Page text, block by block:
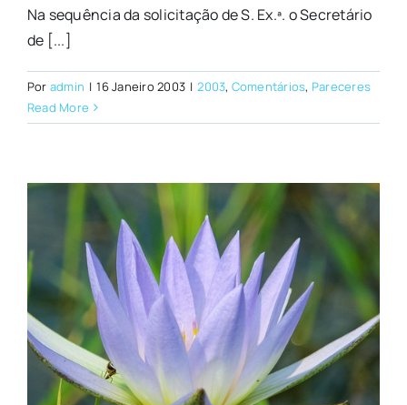
Na sequência da solicitação de S. Ex.ª. o Secretário
de [...]
Por admin | 16 Janeiro 2003 | 2003, Comentários, Pareceres
Read More